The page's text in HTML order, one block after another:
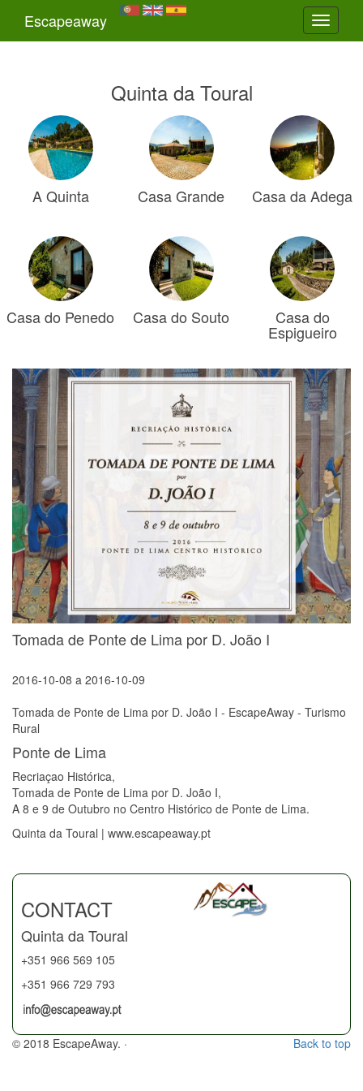
Toggle
Escapeaway
Quinta da Toural
A Quinta Casa Grande Casa da Adega
Casa do Penedo Casa do Souto Casa do
Espigueiro
Tomada de Ponte de Lima por D. João I
2016-10-08 a 2016-10-09
Tomada de Ponte de Lima por D. João I - EscapeAway - Turismo
Rural
Ponte de Lima
Recriaçao Histórica,
Tomada de Ponte de Lima por D. João I,
A 8 e 9 de Outubro no Centro Histórico de Ponte de Lima.
Quinta da Toural | www.escapeaway.pt
CONTACT
Quinta da Toural
+351 966 569 105
+351 966 729 793
Back to top
© 2018 EscapeAway. ·